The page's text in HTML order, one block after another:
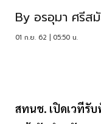
By อรอุมา ศรีส
01 ก.ย. 62 | 05:50 น.
สทนช. เปิดเวทีรั